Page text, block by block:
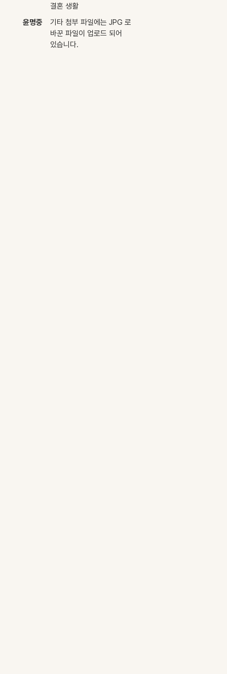
결혼 생활
윤명중
기타 첨부 파일에는 JPG 로
바꾼 파일이 업로드 되어
있습니다.